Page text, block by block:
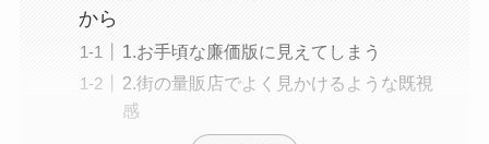
から
1.お手頃な廉価版に見えてしまう
2.街の量販店でよく見かけるような既視
感